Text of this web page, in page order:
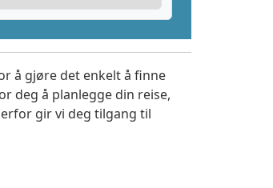
å gjøre det enkelt å finne
deg å planlegge din reise,
gir vi deg tilgang til